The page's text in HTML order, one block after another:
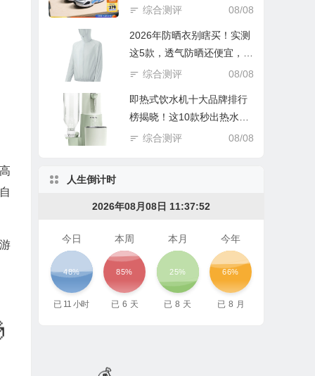
穿
08/08
综合测评
2026年防晒衣别瞎买！实测
这5款，透气防晒还便宜，谁
踩坑谁后悔！
08/08
综合测评
即热式饮水机十大品牌排行
榜揭晓！这10款秒出热水超
实用
08/08
综合测评
人生倒计时
2026年08月08日 11:37:54
今日
48%
已 11 小时
本周
85%
已 6 天
本月
25%
已 8 天
今年
66%
已 8 月